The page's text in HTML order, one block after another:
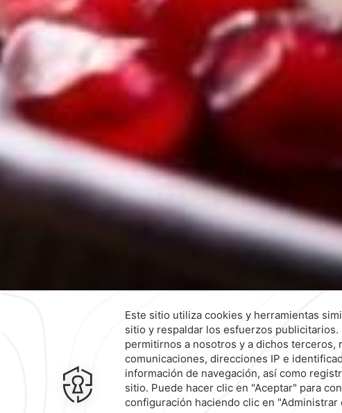
Contacto y Ubicación
9902 Paseo de los Héroes, Zona Urbana Rio